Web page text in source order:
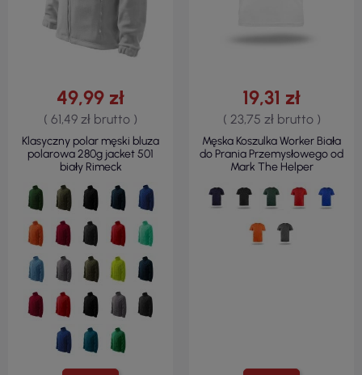
49,99 zł
( 61,49 zł brutto )
Klasyczny polar męski bluza
polarowa 280g jacket 501
biały Rimeck
19,31 zł
( 23,75 zł brutto )
Męska Koszulka Worker Biała
do Prania Przemysłowego od
Mark The Helper